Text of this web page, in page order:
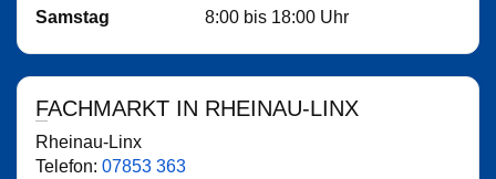
Samstag 8:00 bis 18:00 Uhr
FACHMARKT IN RHEINAU-LINX
Rheinau-Linx
Telefon: 07853 363